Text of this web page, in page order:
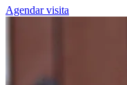
Agendar visita